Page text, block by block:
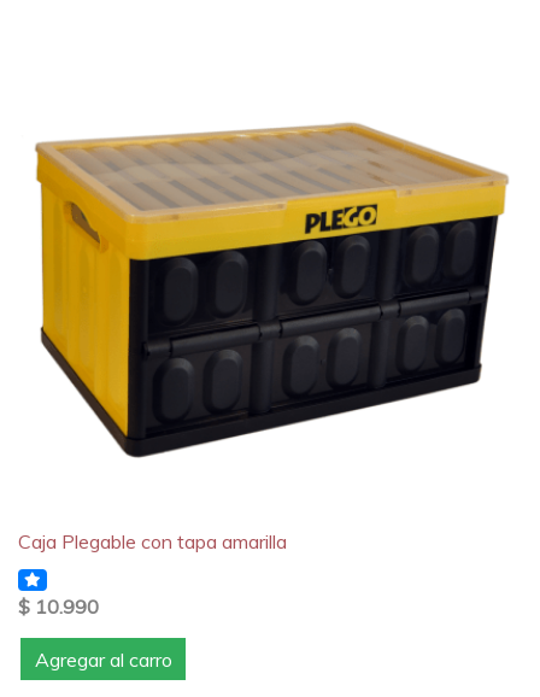
Caja Plegable con tapa amarilla
$ 10.990
Agregar al carro